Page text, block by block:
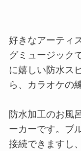
好きなアーティ
グミュージック
に嬉しい防水ス
ら、カラオケの
防水加工のお風
ーカーです。ブ
接続できますし